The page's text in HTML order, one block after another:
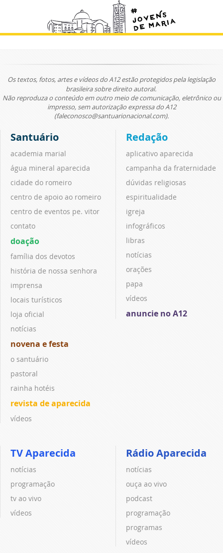
Os textos, fotos, artes e vídeos do A12 estão protegidos pela legislação
brasileira sobre direito autoral.
Não reproduza o conteúdo em outro meio de comunicação, eletrônico ou
impresso, sem autorização expressa do A12
(faleconosco@santuarionacional.com).
Santuário
academia marial
água mineral aparecida
cidade do romeiro
centro de apoio ao romeiro
centro de eventos pe. vitor
contato
doação
família dos devotos
história de nossa senhora
imprensa
locais turísticos
loja oficial
notícias
novena e festa
o santuário
pastoral
rainha hotéis
revista de aparecida
vídeos
Redação
aplicativo aparecida
campanha da fraternidade
dúvidas religiosas
espiritualidade
igreja
infográficos
libras
notícias
orações
papa
vídeos
anuncie no A12
TV Aparecida
notícias
programação
tv ao vivo
vídeos
Rádio Aparecida
notícias
ouça ao vivo
podcast
programação
programas
vídeos